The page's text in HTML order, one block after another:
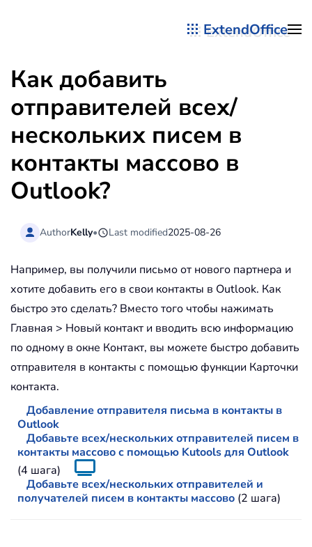
ExtendOffice
Как добавить
отправителей всех/
нескольких писем в
контакты массово в
Outlook?
AuthorKelly• Last modified2025-08-26
Например, вы получили письмо от нового партнера и
хотите добавить его в свои контакты в Outlook. Как
быстро это сделать? Вместо того чтобы нажимать
Главная > Новый контакт и вводить всю информацию
по одному в окне Контакт, вы можете быстро добавить
отправителя в контакты с помощью функции Карточки
контакта.
Добавление отправителя письма в контакты в
Outlook
Добавьте всех/нескольких отправителей писем в
контакты массово с помощью Kutools для Outlook
(4 шага)
Добавьте всех/нескольких отправителей и
получателей писем в контакты массово (2 шага)